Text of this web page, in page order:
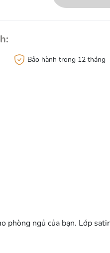
Bảo hành trong 12 tháng
phòng ngủ của bạn. Lớp